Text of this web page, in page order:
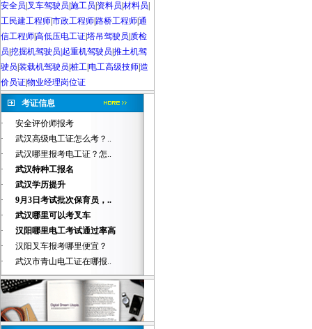
安全员 叉车驾驶员 施工员 资料员 材料员
工民建工程师市政工程师路桥工程师通
信工程师高低压电工证塔吊驾驶员 质检
员 挖掘机驾驶员|起重机驾驶员 推土机驾
驶员 装载机驾驶员 桩工电工高级技师造
价员证物业经理岗位证
考证信息
·
安全评价师报考
·
武汉高级电工证怎么考？..
·
武汉哪里报考电工证？怎..
·
武汉特种工报名
·
武汉学历提升
·
9月3日考试批次保育员，..
·
武汉哪里可以考叉车
·
汉阳哪里电工考试通过率高
·
汉阳叉车报考哪里便宜？
·
武汉市青山电工证在哪报..